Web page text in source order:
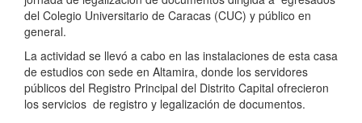
del Colegio Universitario de Caracas (CUC) y público en
general.
La actividad se llevó a cabo en las instalaciones de esta casa
de estudios con sede en Altamira, donde los servidores
públicos del Registro Principal del Distrito Capital ofrecieron
los servicios de registro y legalización de documentos.